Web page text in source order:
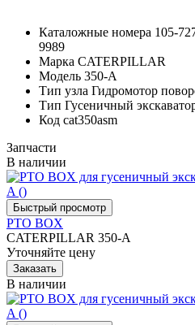
Каталожные номера 105-
9989
Марка CATERPILLAR
Модель 350-A
Тип узла Гидромотор
Тип Гусеничный
Код cat350asm
Запчасти
В наличии
PTO BOX
CATERPILLAR 350-A
Уточняйте цену
В наличии